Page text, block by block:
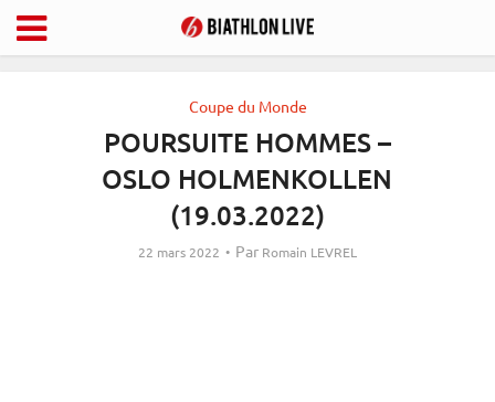
Coupe du Monde
POURSUITE HOMMES –
OSLO HOLMENKOLLEN
(19.03.2022)
22 mars 2022 Par Romain LEVREL